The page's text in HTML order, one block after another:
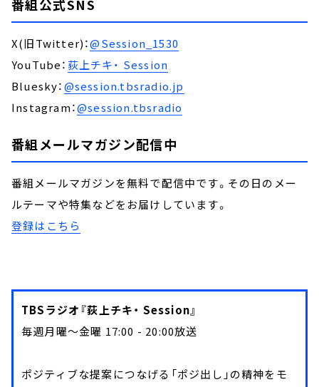
番組公式SNS
X(旧Twitter)：@Session_1530
YouTube： 荻上チキ・ Session
Bluesky：@session.tbsradio.jp
Instagram：@session.tbsradio
番組メールマガジン配信中
番組メールマガジンを無料で配信中です。その日のメー
ルテーマや特集などをお届けしています。
登録はこちら
TBSラジオ『荻上チキ・ Session』
毎週月曜～金曜 17:00 - 20:00放送
ポジティブな提案につなげる「ポジ出し」の精神をモ